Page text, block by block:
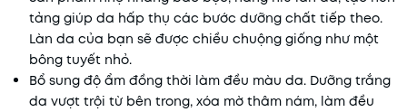
tảng giúp da hấp thụ các bước dưỡng chất tiếp theo.
Làn da của bạn sẽ được chiều chuộng giống như một
bông tuyết nhỏ.
Bổ sung độ ẩm đồng thời làm đều màu da. Dưỡng trắng
da vượt trội từ bên trong, xóa mờ thâm nám, làm đều